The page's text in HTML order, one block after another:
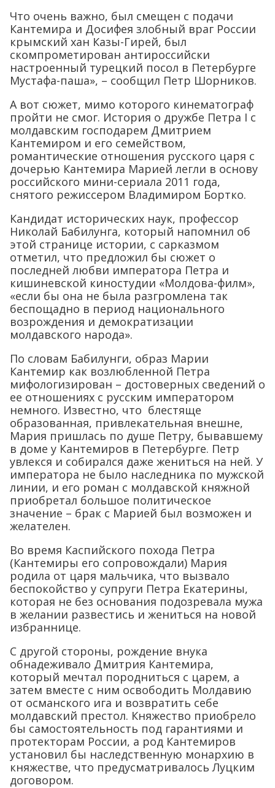
Что очень важно, был смещен с подачи
Кантемира и Досифея злобный враг России
крымский хан Казы-Гирей, был
скомпрометирован антироссийски
настроенный турецкий посол в Петербурге
Мустафа-паша», – сообщил Петр Шорников.
А вот сюжет, мимо которого кинематограф
пройти не смог. История о дружбе Петра I с
молдавским господарем Дмитрием
Кантемиром и его семейством,
романтические отношения русского царя с
дочерью Кантемира Марией легли в основу
российского мини-сериала 2011 года,
снятого режиссером Владимиром Бортко.
Кандидат исторических наук, профессор
Николай Бабилунга, который напомнил об
этой странице истории, с сарказмом
отметил, что предложил бы сюжет о
последней любви императора Петра и
кишиневской киностудии «Молдова-филм»,
«если бы она не была разгромлена так
беспощадно в период национального
возрождения и демократизации
молдавского народа».
По словам Бабилунги, образ Марии
Кантемир как возлюбленной Петра
мифологизирован – достоверных сведений о
ее отношениях с русским императором
немного. Известно, что блестяще
образованная, привлекательная внешне,
Мария пришлась по душе Петру, бывавшему
в доме у Кантемиров в Петербурге. Петр
увлекся и собирался даже жениться на ней. У
императора не было наследника по мужской
линии, и его роман с молдавской княжной
приобретал большое политическое
значение – брак с Марией был возможен и
желателен.
Во время Каспийского похода Петра
(Кантемиры его сопровождали) Мария
родила от царя мальчика, что вызвало
беспокойство у супруги Петра Екатерины,
которая не без основания подозревала мужа
в желании развестись и жениться на новой
избраннице.
С другой стороны, рождение внука
обнадеживало Дмитрия Кантемира,
который мечтал породниться с царем, а
затем вместе с ним освободить Молдавию
от османского ига и возвратить себе
молдавский престол. Княжество приобрело
бы самостоятельность под гарантиями и
протекторам России, а род Кантемиров
установил бы наследственную монархию в
княжестве, что предусматривалось Луцким
договором.